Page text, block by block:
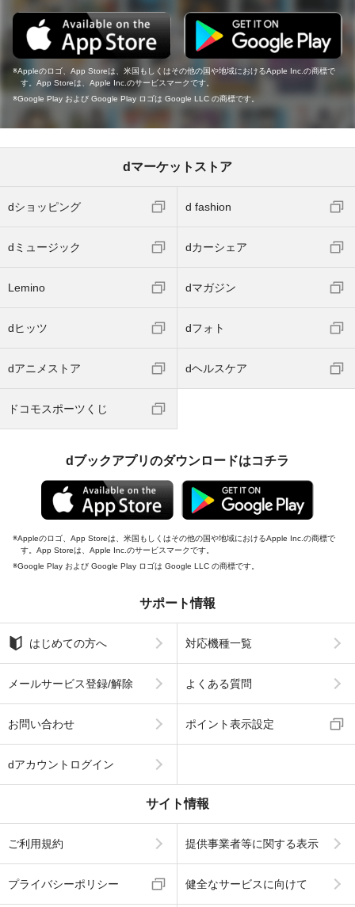
Appleのロゴ、App Storeは、米国もしくはその他の国や地域におけるApple Inc.の商標で
す。App Storeは、Apple Inc.のサービスマークです。
Google Play および Google Play ロゴは Google LLC の商標です。
dマーケットストア
dショッピング d fashion
dミュージック dカーシェア
Lemino dマガジン
dヒッツ dフォト
dアニメストア dヘルスケア
ドコモスポーツくじ
dブックアプリのダウンロードはコチラ
Appleのロゴ、App Storeは、米国もしくはその他の国や地域におけるApple Inc.の商標で
す。App Storeは、Apple Inc.のサービスマークです。
Google Play および Google Play ロゴは Google LLC の商標です。
サポート情報
はじめての方へ 対応機種一覧
メールサービス登録/解除 よくある質問
お問い合わせ ポイント表示設定
dアカウントログイン
サイト情報
ご利用規約 提供事業者等に関する表示
プライバシーポリシー 健全なサービスに向けて